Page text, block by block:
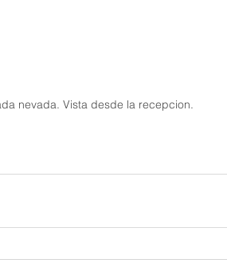
nevada. Vista desde la recepcion.